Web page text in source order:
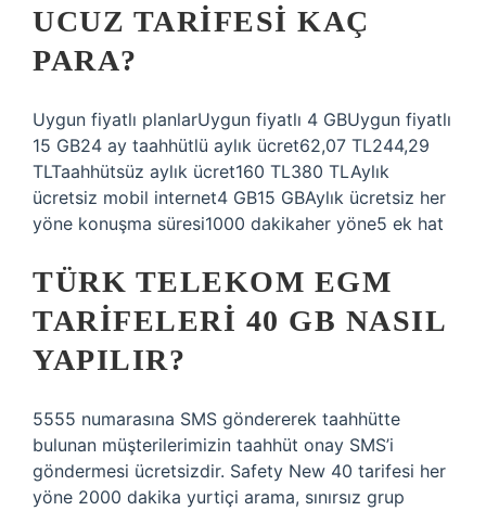
UCUZ TARIFESI KAÇ
PARA?
Uygun fiyatlı planlarUygun fiyatlı 4 GBUygun fiyatlı
15 GB24 ay taahhütlü aylık ücret62,07 TL244,29
TLTaahhütsüz aylık ücret160 TL380 TLAylık
ücretsiz mobil internet4 GB15 GBAylık ücretsiz her
yöne konuşma süresi1000 dakikaher yöne5 ek hat
TÜRK TELEKOM EGM
TARIFELERI 40 GB NASIL
YAPILIR?
5555 numarasına SMS göndererek taahhütte
bulunan müşterilerimizin taahhüt onay SMS’i
göndermesi ücretsizdir. Safety New 40 tarifesi her
yöne 2000 dakika yurtiçi arama, sınırsız grup